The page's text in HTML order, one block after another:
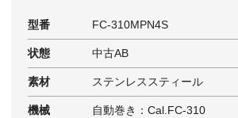
型番 FC-310MPN4S
状態 中古AB
素材 ステンレススティール
機械
自動巻き：Cal.FC-310